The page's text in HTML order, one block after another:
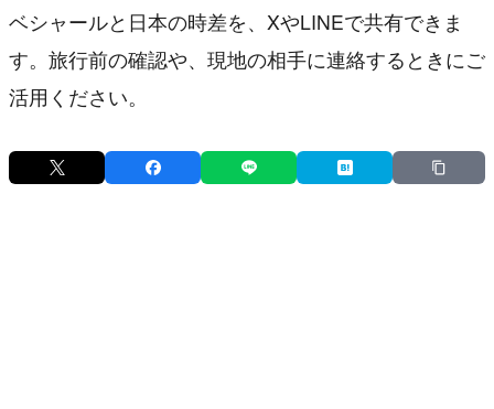
ベシャールと日本の時差を、XやLINEで共有できま
す。旅行前の確認や、現地の相手に連絡するときにご
活用ください。